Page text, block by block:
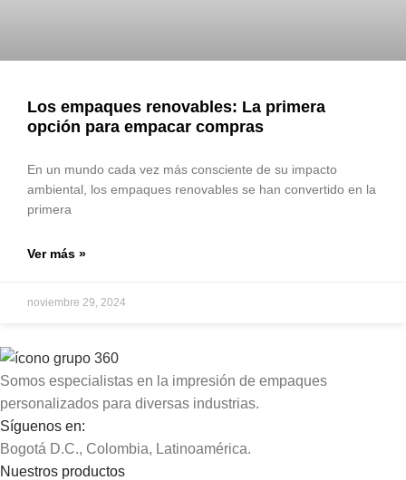
Los empaques renovables: La primera
opción para empacar compras
En un mundo cada vez más consciente de su impacto
ambiental, los empaques renovables se han convertido en la
primera
Ver más »
noviembre 29, 2024
Somos especialistas en la impresión de empaques
personalizados para diversas industrias.
Síguenos en:
Bogotá D.C., Colombia, Latinoamérica.
Nuestros productos